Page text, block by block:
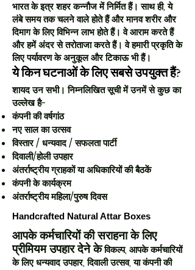
भारत के इत्र शहर कन्नौज में निर्मित हैं। साथ ही, ये
लंबे समय तक चलने वाले होते हैं और मानव शरीर और
दिमाग के लिए विभिन्न लाभ होते हैं। वे आराम करते हैं
और हमें अंदर से तरोताजा करते हैं। वे हमारी प्रकृति के
लिए पर्यावरण के अनुकूल और टिकाऊ भी हैं।
ये किन घटनाओं के लिए सबसे उपयुक्त हैं?
शायद उन सभी। निम्नलिखित सूची में उनमें से कुछ का
उल्लेख है-
कंपनी की वर्षगांठ
नए साल का उत्सव
विस्तार / धन्यवाद / सफलता पार्टी
दिवाली/होली उपहार
अंतर्राष्ट्रीय ग्राहकों या अधिकारियों की बैठकें
कंपनी के कार्यक्रम
अंतर्राष्ट्रीय महिला/पुरुष दिवस
Handcrafted Natural Attar Boxes
आपके कर्मचारियों की सराहना के लिए
प्रीमियम उपहार देने केविकल्प, आपके कर्मचारियों
के लिए धन्यवाद उपहार, दिवाली उत्सव, या कंपनी की